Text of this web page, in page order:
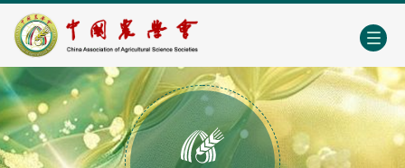
中国农业农村人才网 中心学会门户网